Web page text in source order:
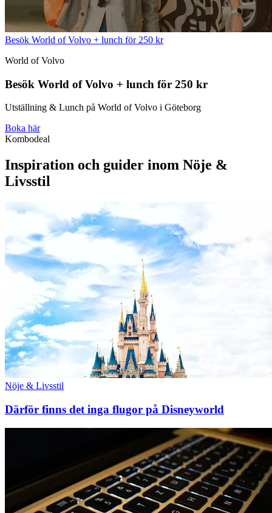
Besök World of Volvo + lunch för 250 kr
World of Volvo
Besök World of Volvo + lunch för 250 kr
Utställning & Lunch på World of Volvo i Göteborg
Boka här
Kombodeal
Inspiration och guider inom Nöje &
Livsstil
Nöje & Livsstil
Därför finns det inga flugor på Disneyworld